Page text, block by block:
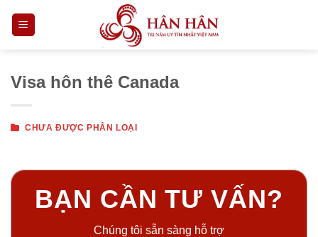
Visa hôn thê Canada
CHƯA ĐƯỢC PHÂN LOẠI
BẠN CẦN TƯ VẤN?
Chúng tôi sẵn sàng hỗ trợ